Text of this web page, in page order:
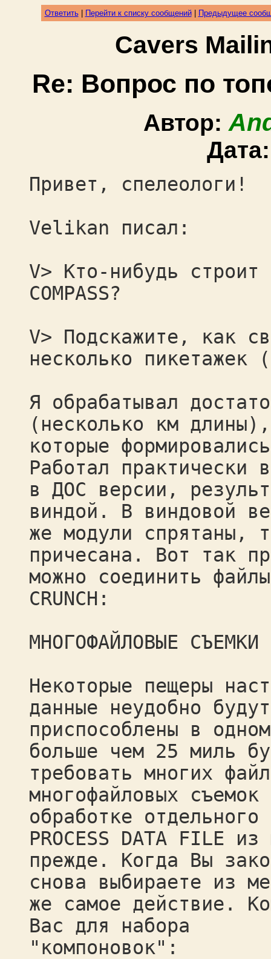
Ответить| Перейти к списку сообщений| Предыдущее
Cavers
Re: Вопрос по
Автор:
Привет, спелеологи!
Velikan писал:
V> Кто-нибудь
COMPASS?
V> Подскажите, как
несколько пикетажек
Я обрабатывал
(несколько км длины),
которые
Работал практически
в ДОС версии,
виндой. В виндовой
же модули спрятаны,
причесана. Вот так
можно соединить
CRUNCH:
МНОГОФАЙЛОВЫЕ СЪЕМКИ
Некоторые пещеры
данные неудобно будут
приспособлены в
больше чем 25 миль
требовать многих
многофайловых съемок
обработке
PROCESS DATA FILE
прежде. Когда Вы
снова выбираете из
же самое действие.
Вас для набора
"компоновок":